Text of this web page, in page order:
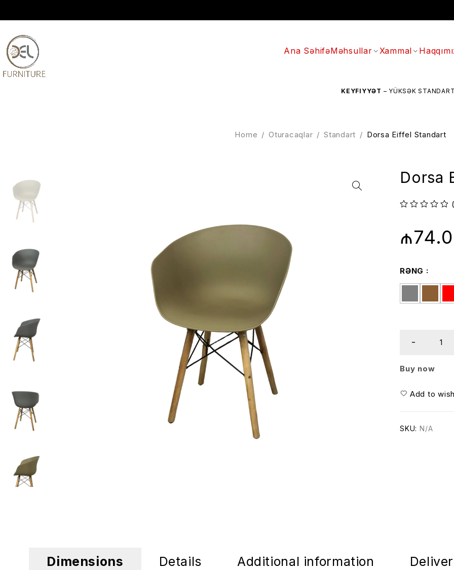
Ana SəhifəMəhsullar Xammal
KEYFIYYƏT– YÜKSƏK STANDARTLARA
Home / Oturacaqlar / Standart / Dorsa Eiffel Standart
Dorsa
₼
RƏNG
Buy now
Add to
SKU: N/A
Dimensions Details Additional information